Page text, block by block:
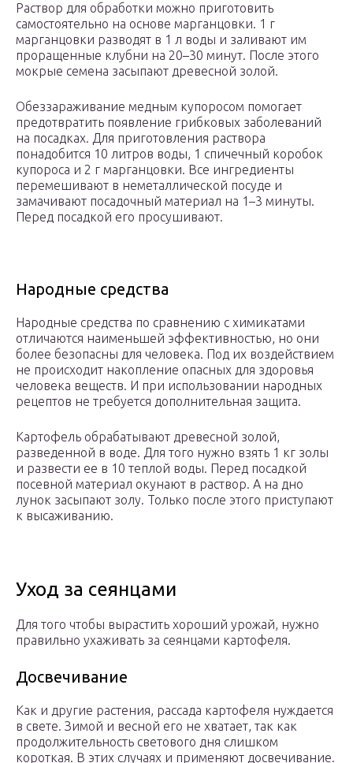
Раствор для обработки можно приготовить
самостоятельно на основе марганцовки. 1 г
марганцовки разводят в 1 л воды и заливают им
проращенные клубни на 20–30 минут. После этого
мокрые семена засыпают древесной золой.
Обеззараживание медным купоросом помогает
предотвратить появление грибковых заболеваний
на посадках. Для приготовления раствора
понадобится 10 литров воды, 1 спичечный коробок
купороса и 2 г марганцовки. Все ингредиенты
перемешивают в неметаллической посуде и
замачивают посадочный материал на 1–3 минуты.
Перед посадкой его просушивают.
Народные средства
Народные средства по сравнению с химикатами
отличаются наименьшей эффективностью, но они
более безопасны для человека. Под их воздействием
не происходит накопление опасных для здоровья
человека веществ. И при использовании народных
рецептов не требуется дополнительная защита.
Картофель обрабатывают древесной золой,
разведенной в воде. Для того нужно взять 1 кг золы
и развести ее в 10 теплой воды. Перед посадкой
посевной материал окунают в раствор. А на дно
лунок засыпают золу. Только после этого приступают
к высаживанию.
Уход за сеянцами
Для того чтобы вырастить хороший урожай, нужно
правильно ухаживать за сеянцами картофеля.
Досвечивание
Как и другие растения, рассада картофеля нуждается
в свете. Зимой и весной его не хватает, так как
продолжительность светового дня слишком
короткая. В этих случаях и применяют досвечивание.